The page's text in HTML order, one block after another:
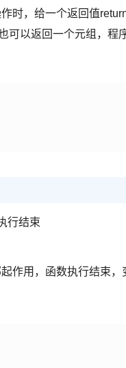
时，给一个返回值
可以返回一个元组，程
行结束
作用，函数执行结束，